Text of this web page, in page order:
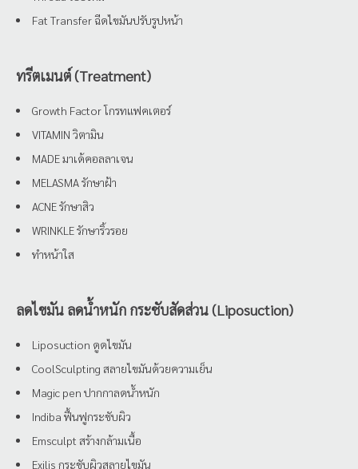
Fat Transfer ฉีดไขมันปรับรูปหน้า
ทรีตเมนต์ (Treatment)
Growth Factor โกรทแฟคเตอร์
VITAMIN วิตามิน
MADE มาเด้คอลลาเจน
MELASMA รักษาฝ้า
ACNE รักษาสิว
WRINKLE รักษาริ้วรอย
ทำหน้าใส
ลดไขมัน ลดน้ำหนัก กระชับสัดส่วน (Liposuction)
Liposuction ดูดไขมัน
CoolSculpting สลายไขมันด้วยความเย็น
Magic pen ปากกาลดน้ำหนัก
Indiba ฟื้นฟูกระชับผิว
Emsculpt สร้างกล้ามเนื้อ
Exilis กระชับผิวสลายไขมัน